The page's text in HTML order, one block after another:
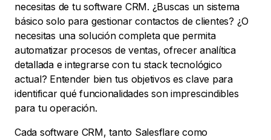
necesitas de tu software CRM. ¿Buscas un sistema
básico solo para gestionar contactos de clientes? ¿O
necesitas una solución completa que permita
automatizar procesos de ventas, ofrecer analítica
detallada e integrarse con tu stack tecnológico
actual? Entender bien tus objetivos es clave para
identificar qué funcionalidades son imprescindibles
para tu operación.
Cada software CRM, tanto Salesflare como